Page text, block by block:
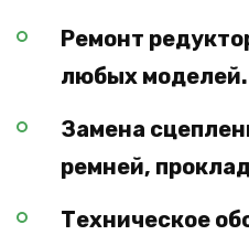
Ремонт
любых моделей.
Замена
ремней,
Техническое